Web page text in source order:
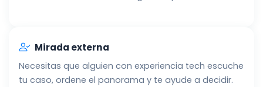
Mirada externa
Necesitas que alguien con experiencia tech escuche
tu caso, ordene el panorama y te ayude a decidir.